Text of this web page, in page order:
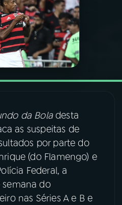
Facebook
X
da Boladesta
as suspeitas de
por parte do
(do Flamengo) e
Federal, a
do
nas Séries A e B e